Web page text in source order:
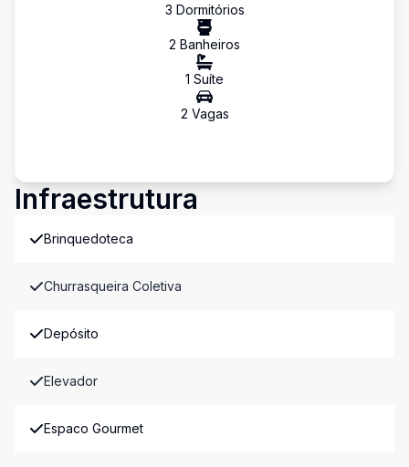
3 Dormitórios
2 Banheiros
1 Suíte
2 Vagas
Infraestrutura
Brinquedoteca
Churrasqueira Coletiva
Depósito
Elevador
Espaco Gourmet